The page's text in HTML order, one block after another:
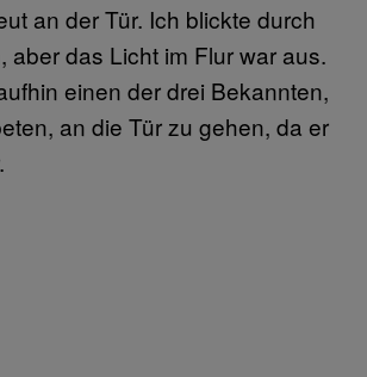
an der Tür. Ich blickte durch
aber das Licht im Flur war aus.
einen der drei Bekannten,
an die Tür zu gehen, da er